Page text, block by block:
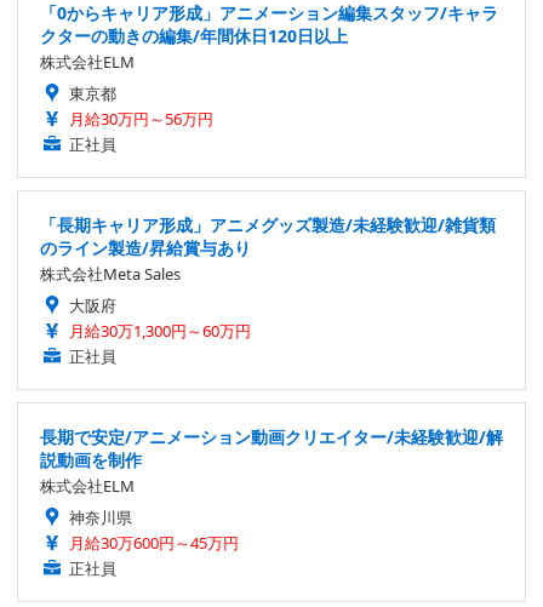
「0からキャリア形成」アニメーション編集スタッフ/キャラ
クターの動きの編集/年間休日120日以上
株式会社ELM
東京都
月給30万円～56万円
正社員
「長期キャリア形成」アニメグッズ製造/未経験歓迎/雑貨類
のライン製造/昇給賞与あり
株式会社Meta Sales
大阪府
月給30万1,300円～60万円
正社員
長期で安定/アニメーション動画クリエイター/未経験歓迎/解
説動画を制作
株式会社ELM
神奈川県
月給30万600円～45万円
正社員